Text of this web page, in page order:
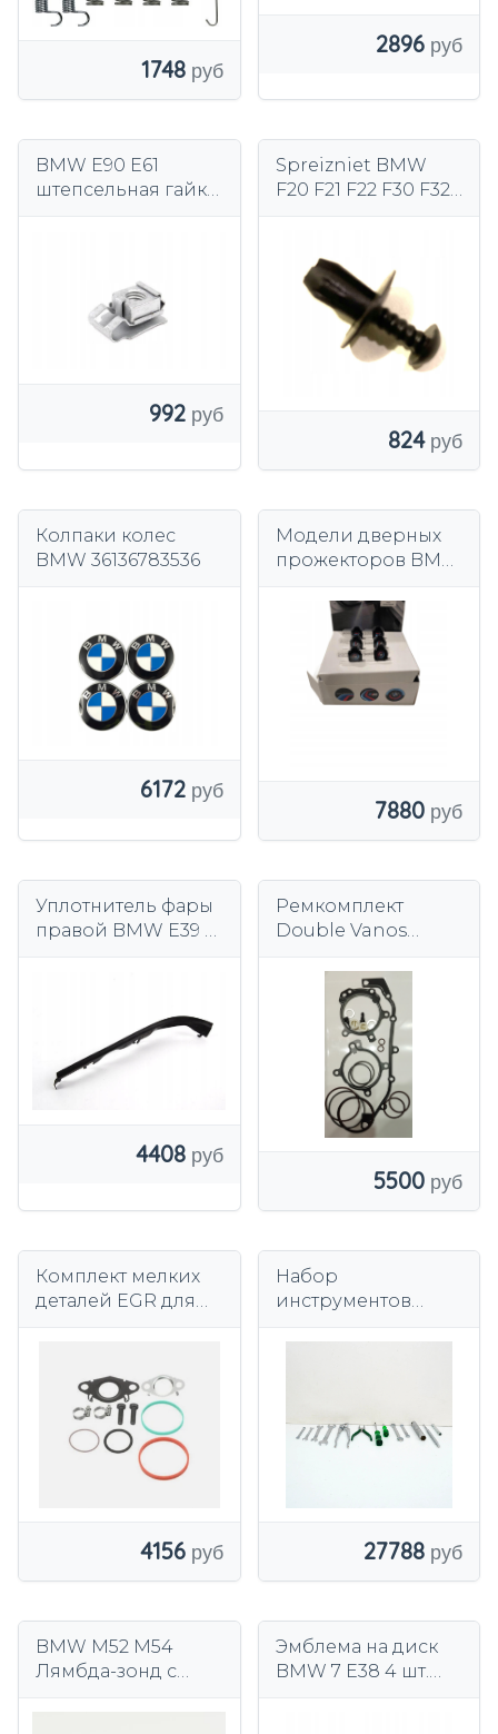
1748
2896
BMW E90 E61
штепсельная гайка
992
Spreizniet BMW
F20 F21 F22 F30 F32
824
Колпаки колес
BMW 36136783536
6172
Модели дверных
прожекторов BMW
7880
Уплотнитель фары
правой BMW E39 5
4408
Ремкомплект
Double Vanos
M52TU,M54, M56
11361440142
5500
Комплект мелких
деталей EGR для
4156
Набор
инструментов
27788
BMW M52 M54
Лямбда-зонд с
Эмблема на диск
BMW 7 E38 4 шт.